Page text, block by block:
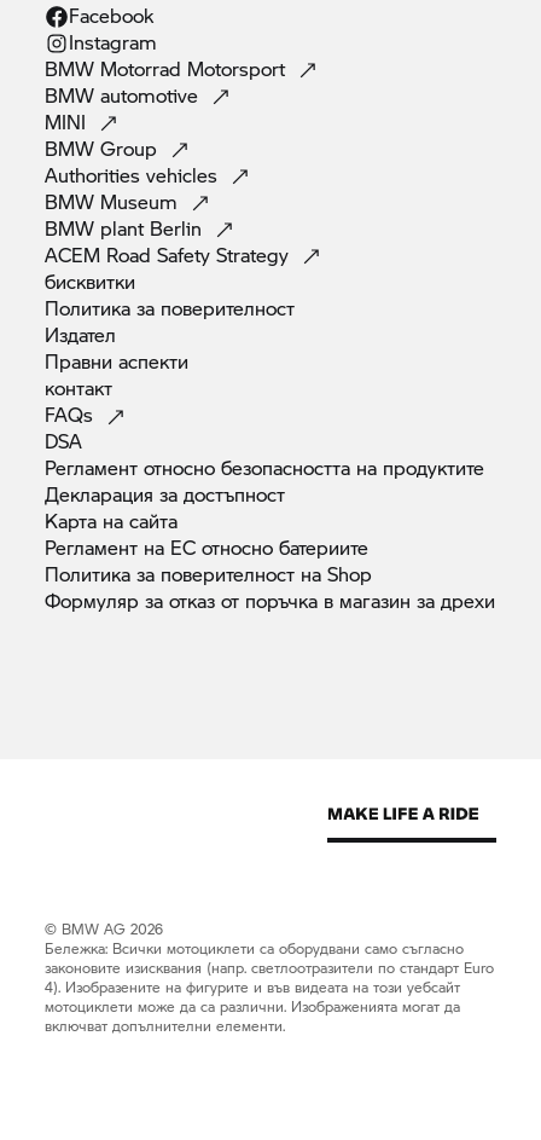
Facebook
Instagram
BMW Motorrad Motorsport
BMWautomotive
MINI
BMWGroup
Authoritiesvehicles
BMW Museum
BMW plant Berlin
ACEM Road SafetyStrategy
бисквитки
Политика за поверителност
Издател
Правниаспекти
контакт
FAQs
DSA
Регламент относно безопасността на продуктите
Декларация задостъпност
Карта насайта
Регламент на ЕС относнобатериите
Политика за поверителност наShop
Формуляр за отказ от поръчка в магазин задрехи
© BMW AG 2026
Бележка: Всички мотоциклети са оборудвани само съгласно
законовите изисквания (напр. светлоотразители по стандарт Euro
4). Изобразените на фигурите и във видеата на този уебсайт
мотоциклети може да са различни. Изображенията могат да
включват допълнителни елементи.